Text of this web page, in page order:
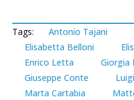
Tags: Antonio Tajani
Elisabetta Belloni
Enrico Letta
Giorgia
Giuseppe Conte
Marta Cartabia